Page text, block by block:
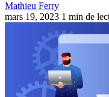
Mathieu Ferry
mars 19, 2023 1 min de